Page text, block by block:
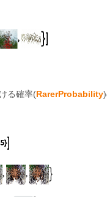
る確率(RarerProbability